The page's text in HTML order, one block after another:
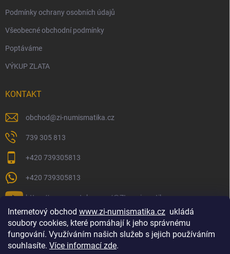
Internetový obchod www.zi-numismatika.cz ukládá
soubory cookies, které pomáhají k jeho správnému
fungování. Využíváním našich služeb s jejich používáním
souhlasíte. Více informací zde.
Podmínky ochrany osobních údajů
Všeobecné obchodní podmínky
Poptáváme
VÝKUP ZLATA
KONTAKT
obchod@zi-numismatika.cz
739 305 813
+420 739305813
+420 739305813
https://www.youtube.com/@ZInumismatika
Zlaté investování Golf shop Golfstart Houby a bylinky